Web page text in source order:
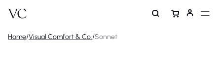
Home/Visual Comfort & Co./Sonnet